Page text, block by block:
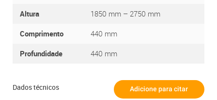
Altura
1850 mm – 2750 mm
Comprimento 440 mm
Profundidade 440 mm
Dados técnicos